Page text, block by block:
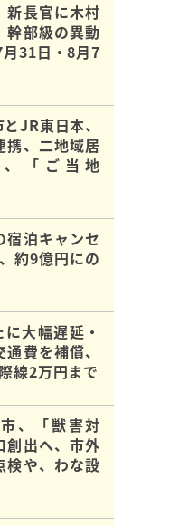
新長官に木村
幹部級の異動
31日・8月7
JR東日本、
携、二地域居
「ご当地
宿泊キャンセ
約9億円にの
大幅遅延・
費を補償、
線2万円まで
、「獣害対
創出へ、市外
検や、わな設